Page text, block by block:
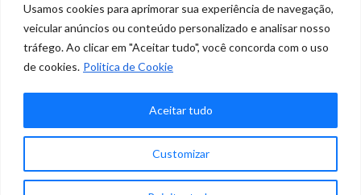
Usamos cookies para aprimorar sua experiência de navegação,
veicular anúncios ou conteúdo personalizado e analisar nosso
tráfego. Ao clicar em "Aceitar tudo", você concorda com o uso
de cookies. Politica de Cookie
Customizar
Aceitar tudo
A partir de novembro, os consumidores que fizerem
compras pela internet poderão retirar os produtos nas
estações de metrô do Rio. As mercadorias ficarão
— que serão abertos com um código de segurança
enviado para o celular dos compradores.